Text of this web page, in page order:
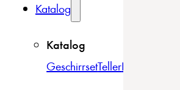
Katalog
Katalog
GeschirrsetTellerBowls &